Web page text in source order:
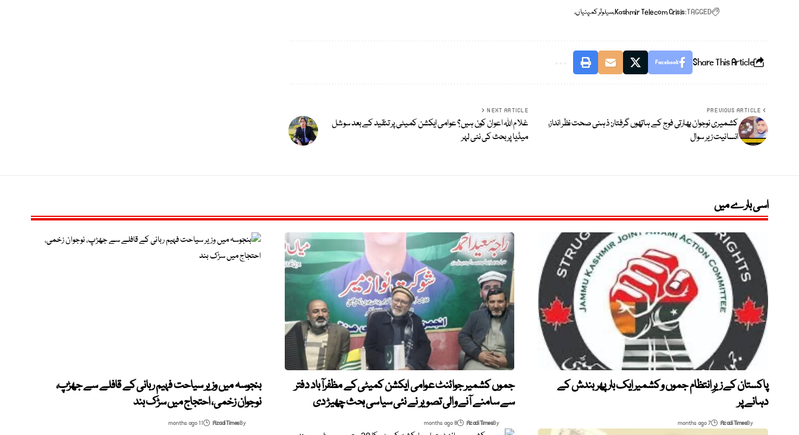
TAGGED:
Kashmir Telecom Crisisسیلولر کمپنیاں،
Share This Article
Facebook
PREVIOUS ARTICLE
کشمیری نوجوان بھارتی فوج کے ہاتھوں گرفتار: ذہنی صحت نظر انداز،
انسانیت زیر سوال
NEXT ARTICLE
غلام اللہ اعوان کون ہیں؟ عوامی ایکشن کمیٹی پر تنقید کے بعد سوشل
میڈیا پر بحث کی نئی لہر
اسی بارے میں
پاکستان کے زیرِ انتظام جموں و کشمیر ایک بار پھر بندش کے
دہانے پر
By
Azadi Times
7 months ago
جموں کشمیر جوائنٹ عوامی ایکشن کمیٹی کے مظفرآباد دفتر
سے سامنے آنے والی تصویر نے نئی سیاسی بحث چھیڑ دی
By
Azadi Times
8 months ago
بنجوسہ میں وزیر سیاحت فہیم ربانی کے قافلے سے جھڑپ،
نوجوان زخمی، احتجاج میں سڑک بند
By
Azadi Times
11 months ago